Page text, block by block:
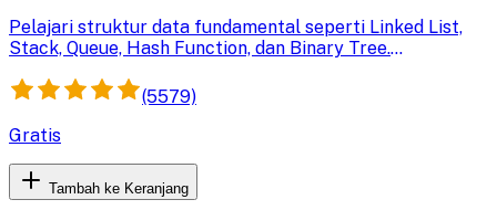
Pelajari struktur data fundamental seperti Linked List,
Stack, Queue, Hash Function, dan Binary Tree.
hands-on lab menggunakan Bahasa C.
(5579)
Gratis
Tambah ke Keranjang